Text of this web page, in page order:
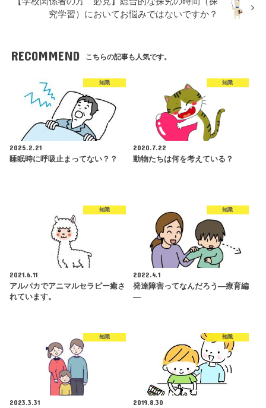
究学習）においてお悩みではないですか？
RECOMMEND こちらの記事も人気です。
知識
2025.2.21
睡眠時に呼吸止まってない？？
知識
2020.7.22
動物たちは何を考えている？
知識
2021.6.11
アルパカでアニマルセラピー癒さ
れています。
知識
2022.4.1
発達障害ってなんだろう―療育編
―
知識
2023.3.31
知識
2019.8.30